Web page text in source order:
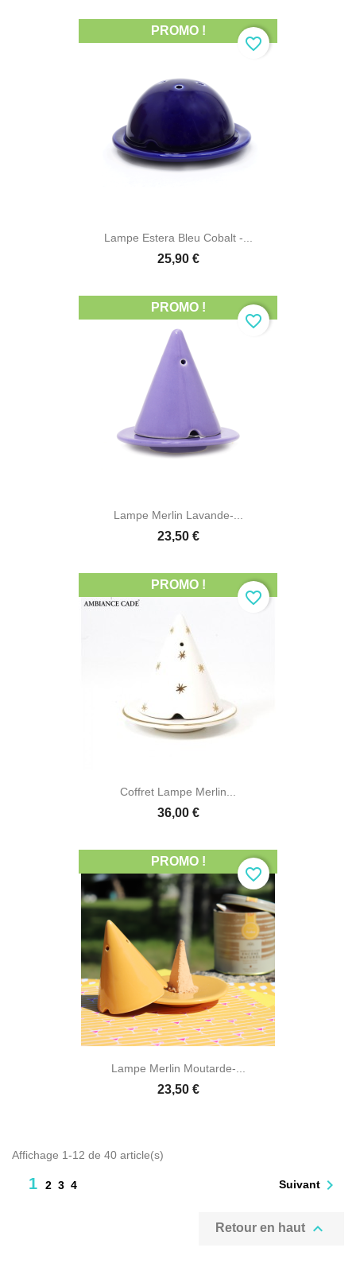
Lampe Estera Bleu Cobalt -...
25,90 €
PROMO !
favorite_border
Lampe Merlin Lavande-...
23,50 €
PROMO !
favorite_border
Coffret Lampe Merlin...
36,00 €
PROMO !
favorite_border
Lampe Merlin Moutarde-...
23,50 €
PROMO !
favorite_border
Affichage 1-12 de 40 article(s)
1 2 3 4 Suivant 
Retour en haut 